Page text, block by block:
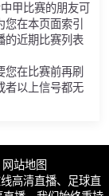
甲比赛的朋友可
在本页面索引
的近期比赛列表
您在比赛前再刷
者以上信号都无
网站地图
高清直播、足球直